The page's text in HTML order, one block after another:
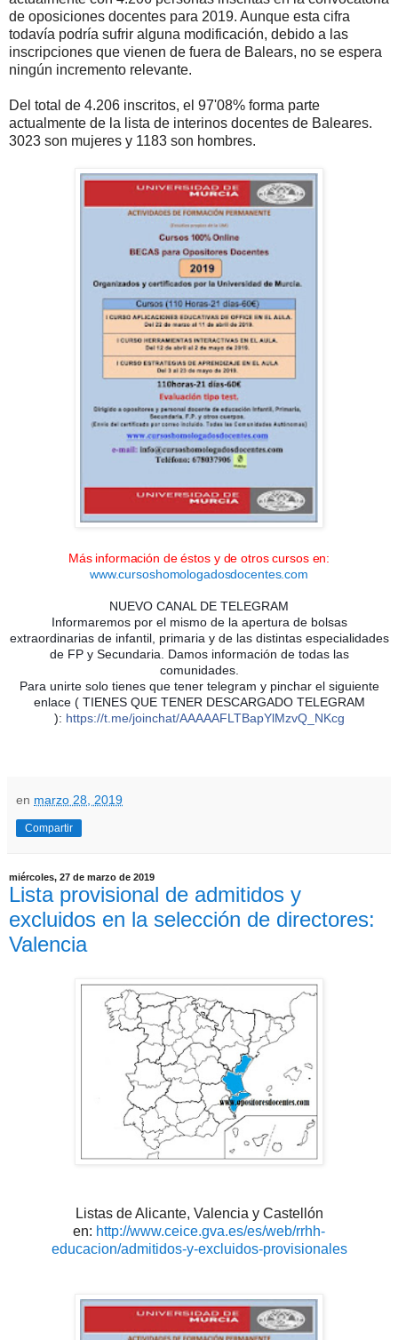
de oposiciones docentes para 2019. Aunque esta cifra
todavía podría sufrir alguna modificación, debido a las
inscripciones que vienen de fuera de Balears, no se espera
ningún incremento relevante.
Del total de 4.206 inscritos, el 97'08% forma parte
actualmente de la lista de interinos docentes de Baleares.
3023 son mujeres y 1183 son hombres.
Más información de éstos y de otros cursos en:
www.cursoshomologadosdocentes.com
NUEVO CANAL DE TELEGRAM
Informaremos por el mismo de la apertura de bolsas
extraordinarias de infantil, primaria y de las distintas especialidades
de FP y Secundaria. Damos información de todas las
comunidades.
Para unirte solo tienes que tener telegram y pinchar el siguiente
enlace ( TIENES QUE TENER DESCARGADO TELEGRAM
): https://t.me/joinchat/AAAAAFLTBapYlMzvQ_NKcg
en marzo 28, 2019
Compartir
miércoles, 27 de marzo de 2019
Lista provisional de admitidos y
excluidos en la selección de directores:
Valencia
Listas de Alicante, Valencia y Castellón
en: http://www.ceice.gva.es/es/web/rrhh-
educacion/admitidos-y-excluidos-provisionales